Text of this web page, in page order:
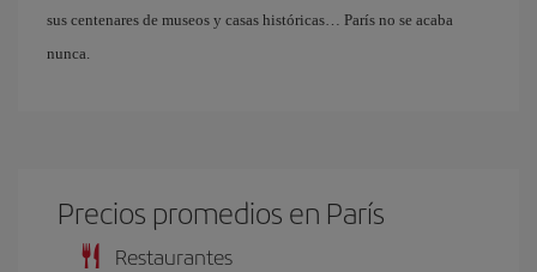
sus centenares de museos y casas históricas… París no se acaba
nunca.
Precios promedios en París
Restaurantes